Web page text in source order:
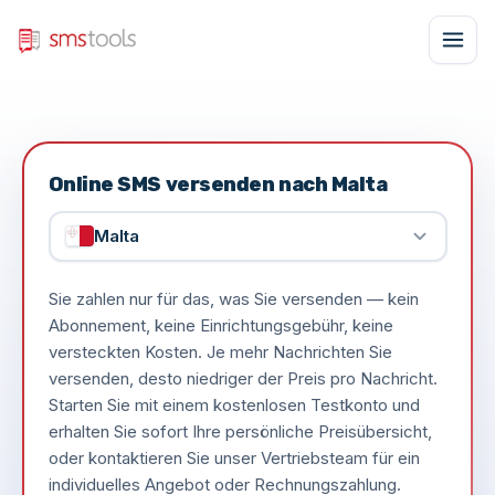
Online SMS versenden nach Malta
Malta
Sie zahlen nur für das, was Sie versenden — kein
Abonnement, keine Einrichtungsgebühr, keine
versteckten Kosten. Je mehr Nachrichten Sie
versenden, desto niedriger der Preis pro Nachricht.
Starten Sie mit einem kostenlosen Testkonto und
erhalten Sie sofort Ihre persönliche Preisübersicht,
oder kontaktieren Sie unser Vertriebsteam für ein
individuelles Angebot oder Rechnungszahlung.